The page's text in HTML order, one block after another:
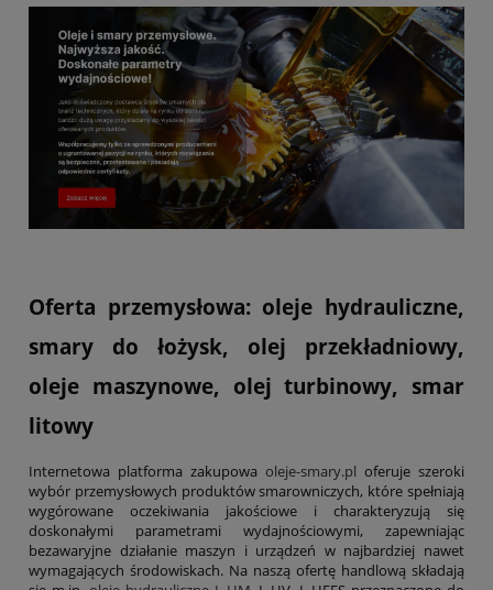
Oferta przemysłowa: oleje hydrauliczne,
smary do łożysk, olej przekładniowy,
oleje maszynowe, olej turbinowy, smar
litowy
Internetowa platforma zakupowa oleje-smary.pl oferuje szeroki
wybór przemysłowych produktów smarowniczych, które spełniają
wygórowane oczekiwania jakościowe i charakteryzują się
doskonałymi parametrami wydajnościowymi, zapewniając
bezawaryjne działanie maszyn i urządzeń w najbardziej nawet
wymagających środowiskach. Na naszą ofertę handlową składają